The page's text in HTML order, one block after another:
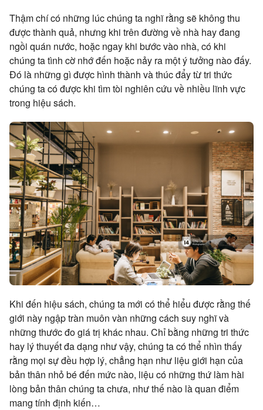
Thậm chí có những lúc chúng ta nghĩ rằng sẽ không thu
được thành quả, nhưng khi trên đường về nhà hay đang
ngồi quán nước, hoặc ngay khi bước vào nhà, có khi
chúng ta tình cờ nhớ đến hoặc nảy ra một ý tưởng nào đấy.
Đó là những gì được hình thành và thúc đẩy từ tri thức
chúng ta có được khi tìm tòi nghiên cứu về nhiều lĩnh vực
trong hiệu sách.
Khi đến hiệu sách, chúng ta mới có thể hiểu được rằng thế
giới này ngập tràn muôn vàn những cách suy nghĩ và
những thước đo giá trị khác nhau. Chỉ bằng những tri thức
hay lý thuyết đa dạng như vậy, chúng ta có thể nhìn thấy
rằng mọi sự đều hợp lý, chẳng hạn như liệu giới hạn của
bản thân nhỏ bé đến mức nào, liệu có những thứ làm hài
lòng bản thân chúng ta chưa, như thế nào là quan điểm
mang tính định kiến…